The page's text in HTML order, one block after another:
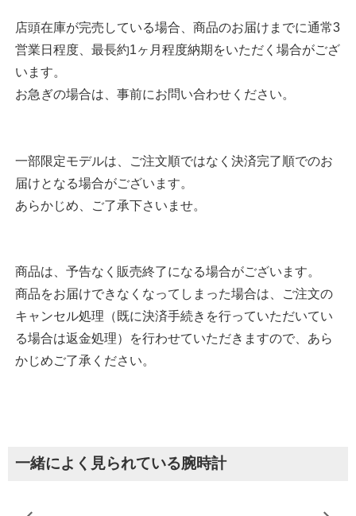
店頭在庫が完売している場合、商品のお届けまでに通常3
営業日程度、最長約1ヶ月程度納期をいただく場合がござ
います。
お急ぎの場合は、事前にお問い合わせください。
一部限定モデルは、ご注文順ではなく決済完了順でのお
届けとなる場合がございます。
あらかじめ、ご了承下さいませ。
商品は、予告なく販売終了になる場合がございます。
商品をお届けできなくなってしまった場合は、ご注文の
キャンセル処理（既に決済手続きを行っていただいてい
る場合は返金処理）を行わせていただきますので、あら
かじめご了承ください。
一緒によく見られている腕時計